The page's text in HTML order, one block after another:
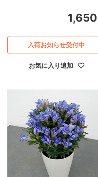
1,650
お気に入り追加
入荷お知らせ受付中